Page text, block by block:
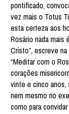
pontificado,
vez mais o Totus
esta certeza aos
Rosário nada mais
Cristo”, escreve
“Meditar com o
corações
vinte e cinco anos,
nem mesmo no
como para